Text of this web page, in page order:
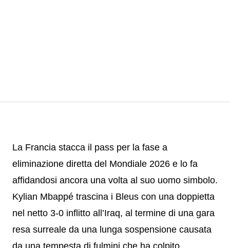
La Francia stacca il pass per la fase a
eliminazione diretta del Mondiale 2026 e lo fa
affidandosi ancora una volta al suo uomo simbolo.
Kylian Mbappé trascina i Bleus con una doppietta
nel netto 3-0 inflitto all’Iraq, al termine di una gara
resa surreale da una lunga sospensione causata
da una tempesta di fulmini che ha colpito